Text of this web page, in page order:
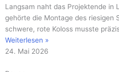
Langsam naht das Projektende in
gehörte die Montage des riesigen
schwere, rote Koloss musste
Weiterlesen »
24. Mai 2026